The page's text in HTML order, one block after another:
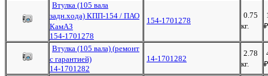
Втулка (105 вала
задн.хода) КПП-154 / ПАО
КамАЗ
154-1701278
154-1701278
0.75
кг.
₽
Втулка (105 вала) (ремонт
с гарантией)
14-1701282
14-1701282
2.78
кг.
₽